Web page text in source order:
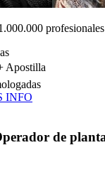
Apostilla
INFO
de